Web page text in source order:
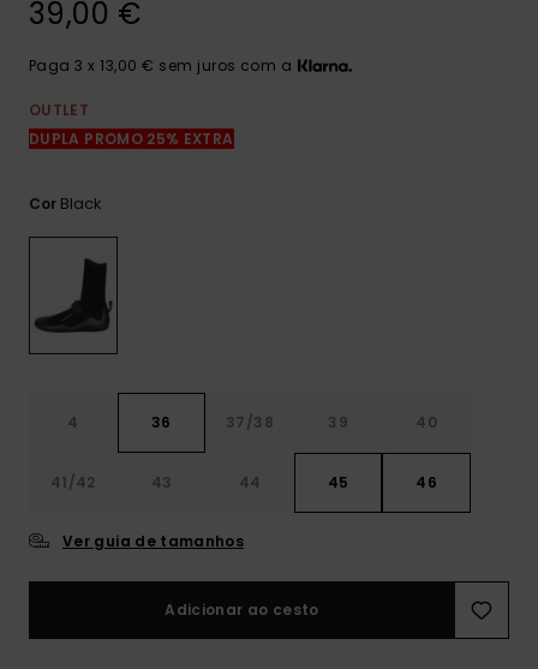
formulário de
Consultar
39,00 €
Paga 3 x 13,00 € sem juros com a
OUTLET
DUPLA PROMO 25% EXTRA
Cor Black
4 36 37/38 39 40
41/42 43 44 45 46
Ver guia de tamanhos
Adicionar ao cesto